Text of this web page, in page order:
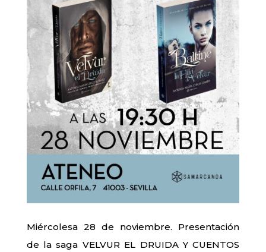
Miércolesa 28 de noviembre. Presentación
de la saga VELVUR EL DRUIDA Y CUENTOS